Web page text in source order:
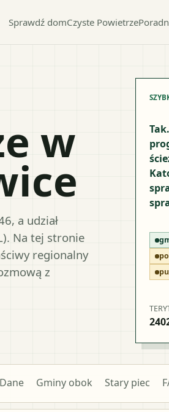
Sprawdź domCzyste Powietrze
w
a udział
Na tej stronie
regionalny
z
Dane Gminy obok Stary piec